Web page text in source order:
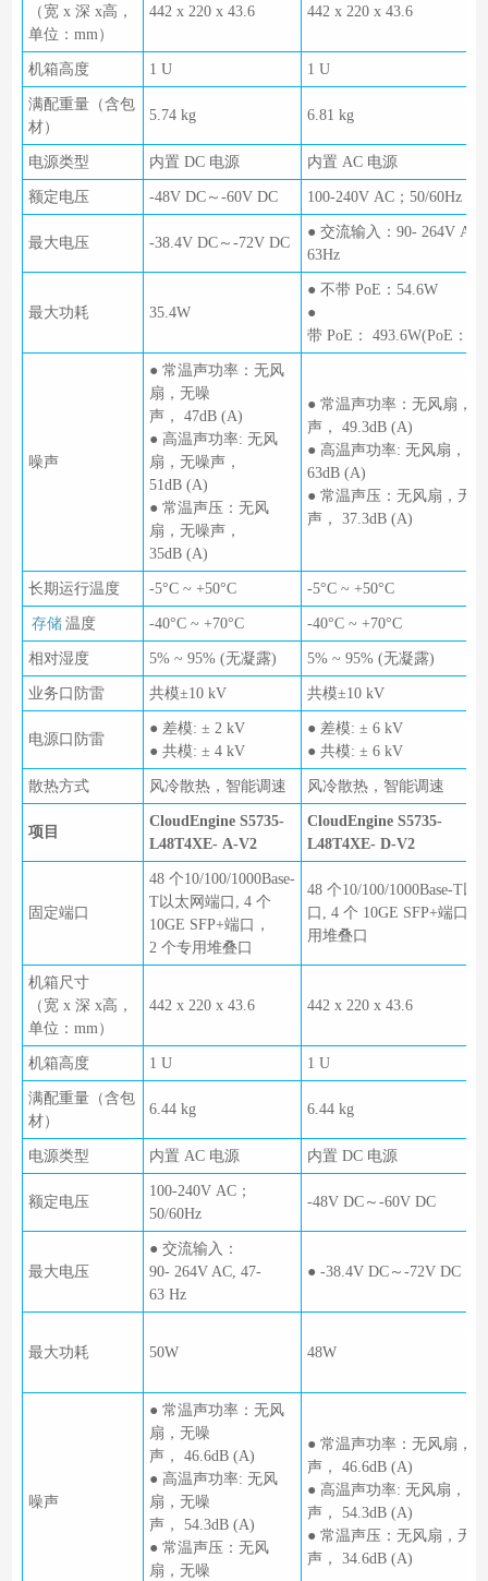
（宽 x 深 x高，
单位：mm）
442 x 220 x 43.6 442 x 220 x 43.6
机箱高度 1 U 1 U
满配重量（含包
材）
5.74 kg 6.81 kg
电源类型 内置 DC 电源 内置 AC 电源
额定电压 -48V DC～-60V DC 100-240V AC；50/60Hz
最大电压 -38.4V DC～-72V DC
● 交流输入：90- 264V AC,
63Hz
最大功耗 35.4W
● 不带 PoE：54.6W
●
带 PoE： 493.6W(PoE：
噪声
● 常温声功率：无风
扇，无噪
声， 47dB (A)
● 高温声功率: 无风
扇，无噪声，
51dB (A)
● 常温声压：无风
扇，无噪声，
35dB (A)
● 常温声功率：无风扇，
声， 49.3dB (A)
● 高温声功率: 无风扇，无
63dB (A)
● 常温声压：无风扇，无噪
声， 37.3dB (A)
长期运行温度 -5°C ~ +50°C -5°C ~ +50°C
存储 温度 -40°C ~ +70°C -40°C ~ +70°C
相对湿度 5% ~ 95% (无凝露) 5% ~ 95% (无凝露)
业务口防雷 共模±10 kV 共模±10 kV
电源口防雷
● 差模: ± 2 kV
● 共模: ± 4 kV
● 差模: ± 6 kV
● 共模: ± 6 kV
散热方式 风冷散热，智能调速 风冷散热，智能调速
项目
CloudEngine S5735-
L48T4XE- A-V2
CloudEngine S5735-
L48T4XE- D-V2
固定端口
48 个10/100/1000Base-
T以太网端口, 4 个
10GE SFP+端口，
2 个专用堆叠口
48 个10/100/1000Base-T以
口, 4 个 10GE SFP+端口，
用堆叠口
机箱尺寸
（宽 x 深 x高，
单位：mm）
442 x 220 x 43.6 442 x 220 x 43.6
机箱高度 1 U 1 U
满配重量（含包
材）
6.44 kg 6.44 kg
电源类型 内置 AC 电源 内置 DC 电源
额定电压
100-240V AC；
50/60Hz
-48V DC～-60V DC
最大电压
● 交流输入：
90- 264V AC, 47-
63 Hz
● -38.4V DC～-72V DC
最大功耗 50W 48W
噪声
● 常温声功率：无风
扇，无噪
声， 46.6dB (A)
● 高温声功率: 无风
扇，无噪
声， 54.3dB (A)
● 常温声压：无风
扇，无噪
● 常温声功率：无风扇，
声， 46.6dB (A)
● 高温声功率: 无风扇，无
声， 54.3dB (A)
● 常温声压：无风扇，无噪
声， 34.6dB (A)